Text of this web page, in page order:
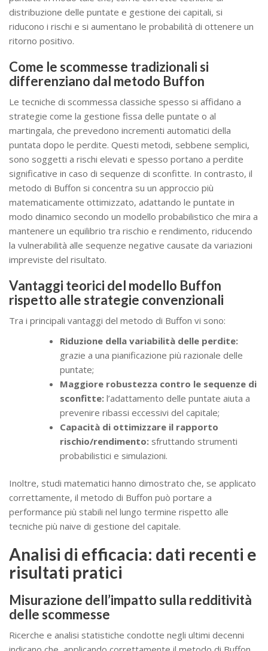
distribuzione delle puntate e gestione dei capitali, si
riducono i rischi e si aumentano le probabilità di ottenere un
ritorno positivo.
Come le scommesse tradizionali si
differenziano dal metodo Buffon
Le tecniche di scommessa classiche spesso si affidano a
strategie come la gestione fissa delle puntate o al
martingala, che prevedono incrementi automatici della
puntata dopo le perdite. Questi metodi, sebbene semplici,
sono soggetti a rischi elevati e spesso portano a perdite
significative in caso di sequenze di sconfitte. In contrasto, il
metodo di Buffon si concentra su un approccio più
matematicamente ottimizzato, adattando le puntate in
modo dinamico secondo un modello probabilistico che mira a
mantenere un equilibrio tra rischio e rendimento, riducendo
la vulnerabilità alle sequenze negative causate da variazioni
impreviste del risultato.
Vantaggi teorici del modello Buffon
rispetto alle strategie convenzionali
Tra i principali vantaggi del metodo di Buffon vi sono:
Riduzione della variabilità delle perdite:
grazie a una pianificazione più razionale delle
puntate;
Maggiore robustezza contro le sequenze di
sconfitte: l’adattamento delle puntate aiuta a
prevenire ribassi eccessivi del capitale;
Capacità di ottimizzare il rapporto
rischio/rendimento: sfruttando strumenti
probabilistici e simulazioni.
Inoltre, studi matematici hanno dimostrato che, se applicato
correttamente, il metodo di Buffon può portare a
performance più stabili nel lungo termine rispetto alle
tecniche più naive di gestione del capitale.
Analisi di efficacia: dati recenti e
risultati pratici
Misurazione dell’impatto sulla redditività
delle scommesse
Ricerche e analisi statistiche condotte negli ultimi decenni